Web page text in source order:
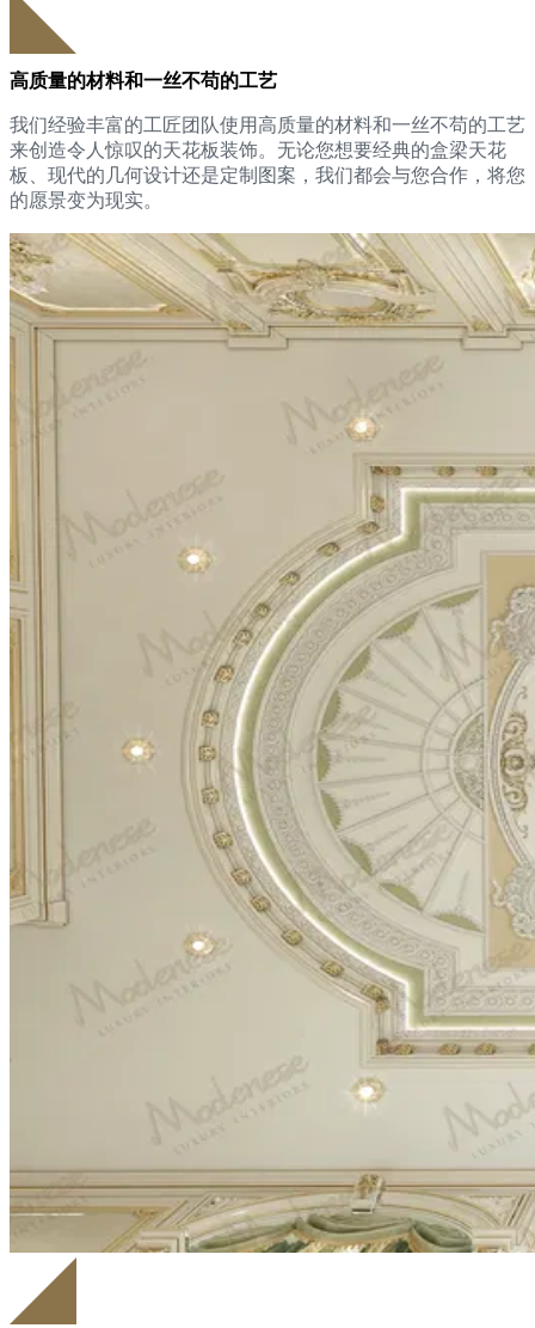
高质量的材料和一丝不苟的工艺
我们经验丰富的工匠团队使用高质量的材料和一丝不苟的工艺
来创造令人惊叹的天花板装饰。无论您想要经典的盒梁天花
板、现代的几何设计还是定制图案，我们都会与您合作，将您
的愿景变为现实。